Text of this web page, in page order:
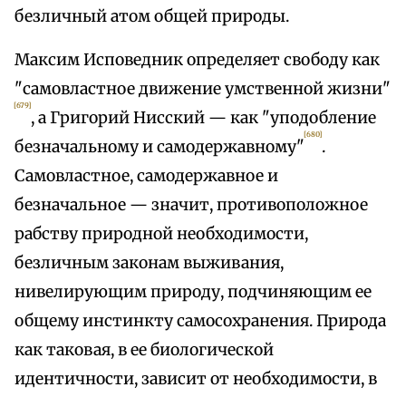
безличный атом общей природы.
Максим Исповедник определяет свободу как
"самовластное движение умственной жизни"
[679]
, а Григорий Нисский — как "уподобление
безначальному и самодержавному"
[680]
.
Самовластное, самодержавное и
безначальное — значит, противоположное
рабству природной необходимости,
безличным законам выживания,
нивелирующим природу, подчиняющим ее
общему инстинкту самосохранения. Природа
как таковая, в ее биологической
идентичности, зависит от необходимости, в